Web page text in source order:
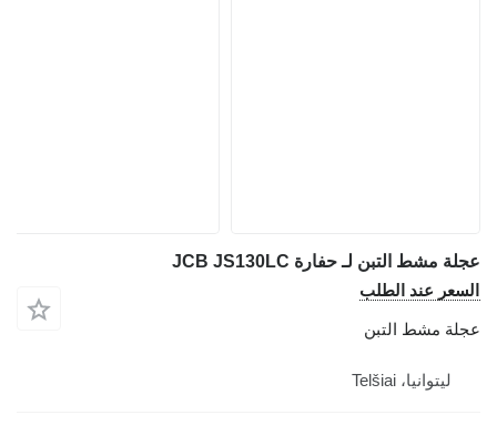
عجلة مشط التبن لـ حفارة JCB JS130LC
السعر عند الطلب
عجلة مشط التبن
ليتوانيا، Telšiai